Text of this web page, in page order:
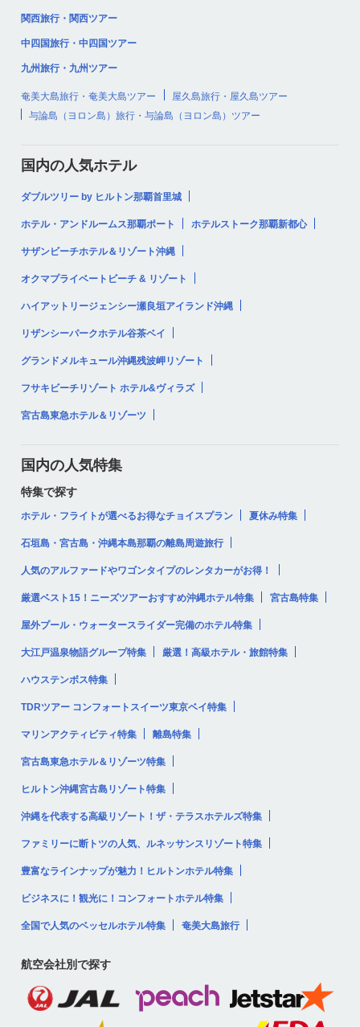
関西旅行・関西ツアー
中四国旅行・中四国ツアー
九州旅行・九州ツアー
奄美大島旅行・奄美大島ツアー
屋久島旅行・屋久島ツアー
与論島（ヨロン島）旅行・与論島（ヨロン島）ツアー
国内の人気ホテル
ダブルツリー by ヒルトン那覇首里城
ホテル・アンドルームス那覇ポート ホテルストーク那覇新都心
サザンビーチホテル＆リゾート沖縄
オクマプライベートビーチ & リゾート
ハイアットリージェンシー瀬良垣アイランド沖縄
リザンシーパークホテル谷茶ベイ
グランドメルキュール沖縄残波岬リゾート
フサキビーチリゾート ホテル&ヴィラズ
宮古島東急ホテル＆リゾーツ
国内の人気特集
特集で探す
ホテル・フライトが選べるお得なチョイスプラン 夏休み特集
石垣島・宮古島・沖縄本島那覇の離島周遊旅行
人気のアルファードやワゴンタイプのレンタカーがお得！
厳選ベスト15！ニーズツアーおすすめ沖縄ホテル特集 宮古島特集
屋外プール・ウォータースライダー完備のホテル特集
大江戸温泉物語グループ特集 厳選！高級ホテル・旅館特集
ハウステンボス特集
TDRツアー コンフォートスイーツ東京ベイ特集
マリンアクティビティ特集 離島特集
宮古島東急ホテル＆リゾーツ特集
ヒルトン沖縄宮古島リゾート特集
沖縄を代表する高級リゾート！ザ・テラスホテルズ特集
ファミリーに断トツの人気、ルネッサンスリゾート特集
豊富なラインナップが魅力！ヒルトンホテル特集
ビジネスに！観光に！コンフォートホテル特集
全国で人気のベッセルホテル特集 奄美大島旅行
航空会社別で探す